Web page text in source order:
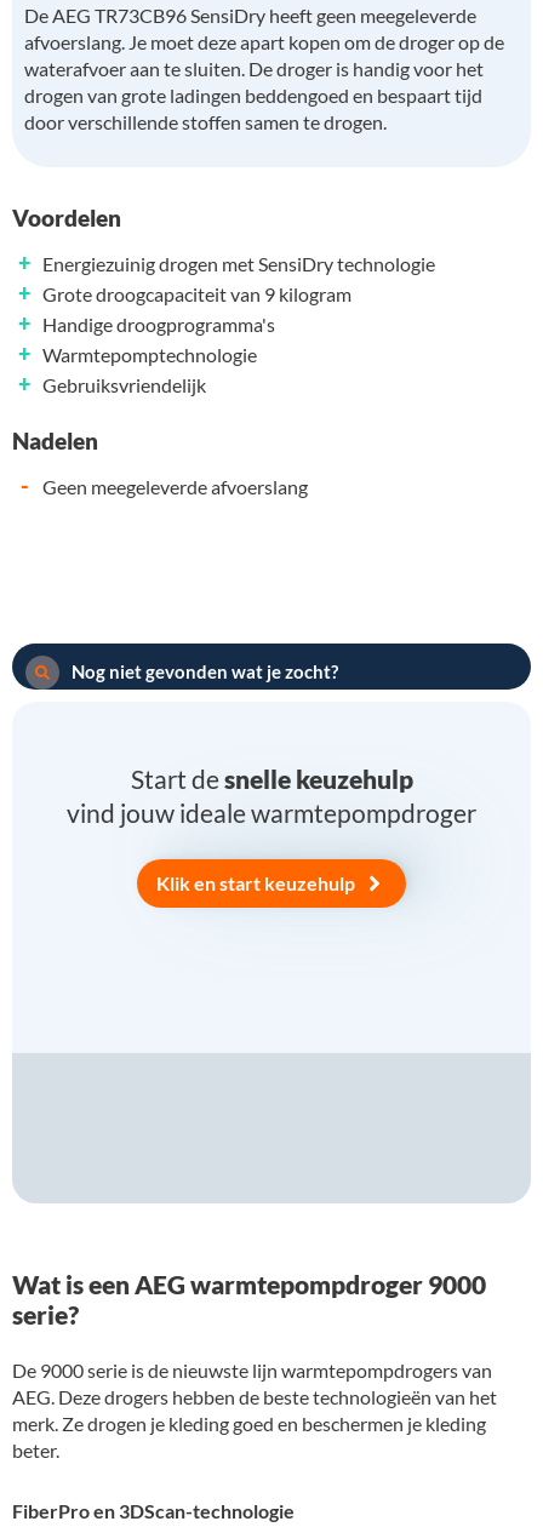
De AEG TR73CB96 SensiDry heeft geen meegeleverde
afvoerslang. Je moet deze apart kopen om de droger op de
waterafvoer aan te sluiten. De droger is handig voor het
drogen van grote ladingen beddengoed en bespaart tijd
door verschillende stoffen samen te drogen.
Voordelen
+ Energiezuinig drogen met SensiDry technologie
+ Grote droogcapaciteit van 9 kilogram
+ Handige droogprogramma's
+ Warmtepomptechnologie
+ Gebruiksvriendelijk
Nadelen
- Geen meegeleverde afvoerslang
Nog niet gevonden wat je zocht?
Start desnelle keuzehulp
vind jouw ideale warmtepompdroger
Klik en start keuzehulp
Wat is een AEG warmtepompdroger 9000
serie?
De 9000 serie is de nieuwste lijn warmtepompdrogers van
AEG. Deze drogers hebben de beste technologieën van het
merk. Ze drogen je kleding goed en beschermen je kleding
beter.
FiberPro en 3DScan-technologie